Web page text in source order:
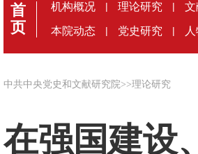
首
页
机构概况 | 理论研究 | 文
本院动态 | 党史研究 |
中共中央党史和文献研究院>>理论研究
在强国建设